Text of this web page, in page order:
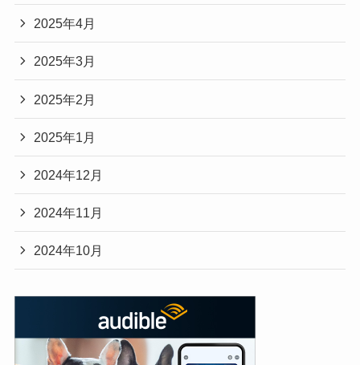
2025年4月
2025年3月
2025年2月
2025年1月
2024年12月
2024年11月
2024年10月